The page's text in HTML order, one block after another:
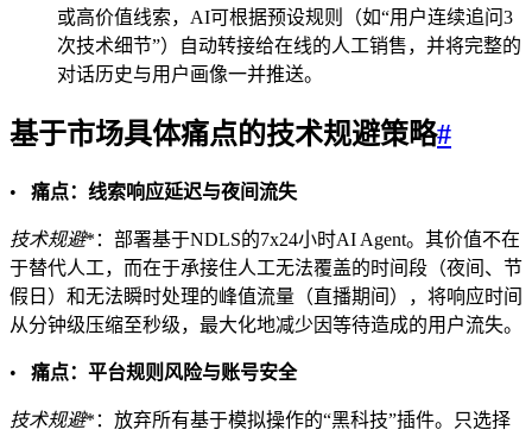
或高价值线索，AI可根据预设规则（如“用户连续追问3
次技术细节”）自动转接给在线的人工销售，并将完整的
对话历史与用户画像一并推送。
基于市场具体痛点的技术规避策略#
• 痛点：线索响应延迟与夜间流失
技术规避*：部署基于NDLS的7x24小时AI Agent。其价值不在
于替代人工，而在于承接住人工无法覆盖的时间段（夜间、节
假日）和无法瞬时处理的峰值流量（直播期间），将响应时间
从分钟级压缩至秒级，最大化地减少因等待造成的用户流失。
• 痛点：平台规则风险与账号安全
技术规避*：放弃所有基于模拟操作的“黑科技”插件。只选择